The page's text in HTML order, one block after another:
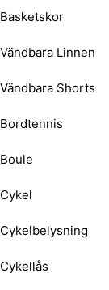
Basketskor
Vändbara Linnen
Vändbara Shorts
Bordtennis
Boule
Cykel
Cykelbelysning
Cykellås